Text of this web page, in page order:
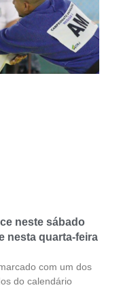
neste sábado
nesta quarta-feira
com um dos
do calendário